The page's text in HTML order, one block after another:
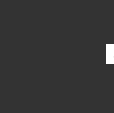
Crédits et mentions